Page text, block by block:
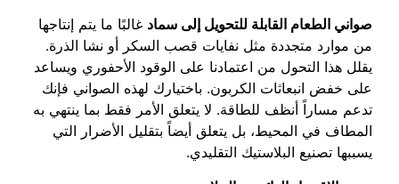
صواني الطعام القابلة للتحويل إلى سماد غالبًا ما يتم إنتاجها
من موارد متجددة مثل نفايات قصب السكر أو نشا الذرة.
يقلل هذا التحول من اعتمادنا على الوقود الأحفوري ويساعد
على خفض انبعاثات الكربون. باختيارك لهذه الصواني فإنك
تدعم مساراً أنظف للطاقة. لا يتعلق الأمر فقط بما ينتهي به
المطاف في المحيط، بل يتعلق أيضاً بتقليل الأضرار التي
يسببها تصنيع البلاستيك التقليدي.